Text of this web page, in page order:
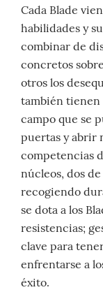
Cada Blade
habilidades y
combinar de
concretos
otros los
también tienen
campo que se
puertas y abrir
competencias
núcleos, dos
recogiendo
se dota a los
resistencias;
clave para
enfrentarse a
éxito.